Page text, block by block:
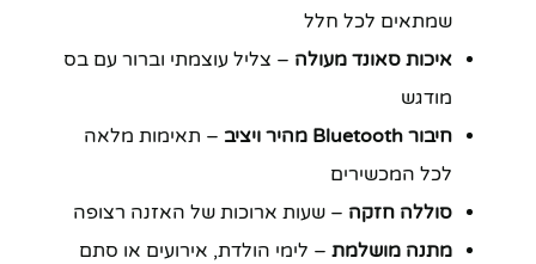
שמתאים לכל חלל
איכות סאונד מעולה – צליל עוצמתי וברור עם בס
מודגש
חיבור Bluetooth מהיר ויציב
– תאימות מלאה
לכל המכשירים
סוללה חזקה – שעות ארוכות של האזנה רצופה
מתנה מושלמת – לימי הולדת, אירועים או סתם